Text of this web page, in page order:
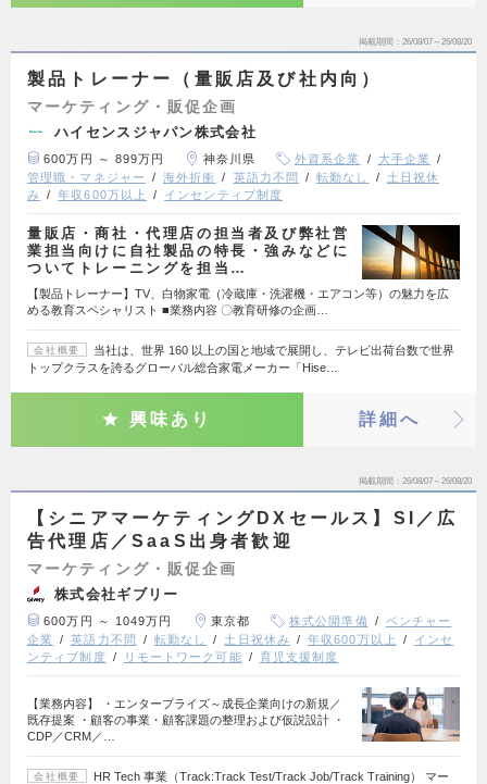
掲載期間 26/08/07～26/08/20
製品トレーナー（量販店及び社内向）
マーケティング・販促企画
ハイセンスジャパン株式会社
600万円 ～ 899万円 神奈川県 外資系企業
大手企業
管理職・マネジャー
海外折衝 英語力不問 転勤なし
土日祝休
み
年収600万以上 インセンティブ制度
量販店・商社・代理店の担当者及び弊社営
業担当向けに自社製品の特長・強みなどに
ついてトレーニングを担当…
【製品トレーナー】TV、白物家電（冷蔵庫・洗濯機・エアコン等）の魅力を広
める教育スペシャリスト ■業務内容 〇教育研修の企画…
会社概要
当社は、世界 160 以上の国と地域で展開し、テレビ出荷台数で世界
トップクラスを誇るグローバル総合家電メーカー「Hise…
興味あり 詳細へ
掲載期間 26/08/07～26/08/20
【シニアマーケティングDXセールス】SI／広
告代理店／SaaS出身者歓迎
マーケティング・販促企画
株式会社ギブリー
600万円 ～ 1049万円 東京都 株式公開準備
ベンチャー
企業
英語力不問 転勤なし 土日祝休み 年収600万以上
インセ
ンティブ制度
リモートワーク可能 育児支援制度
【業務内容】 ・エンタープライズ～成長企業向けの新規／
既存提案 ・顧客の事業・顧客課題の整理および仮説設計 ・
CDP／CRM／…
会社概要
HR Tech 事業（Track:Track Test/Track Job/Track Training） マー